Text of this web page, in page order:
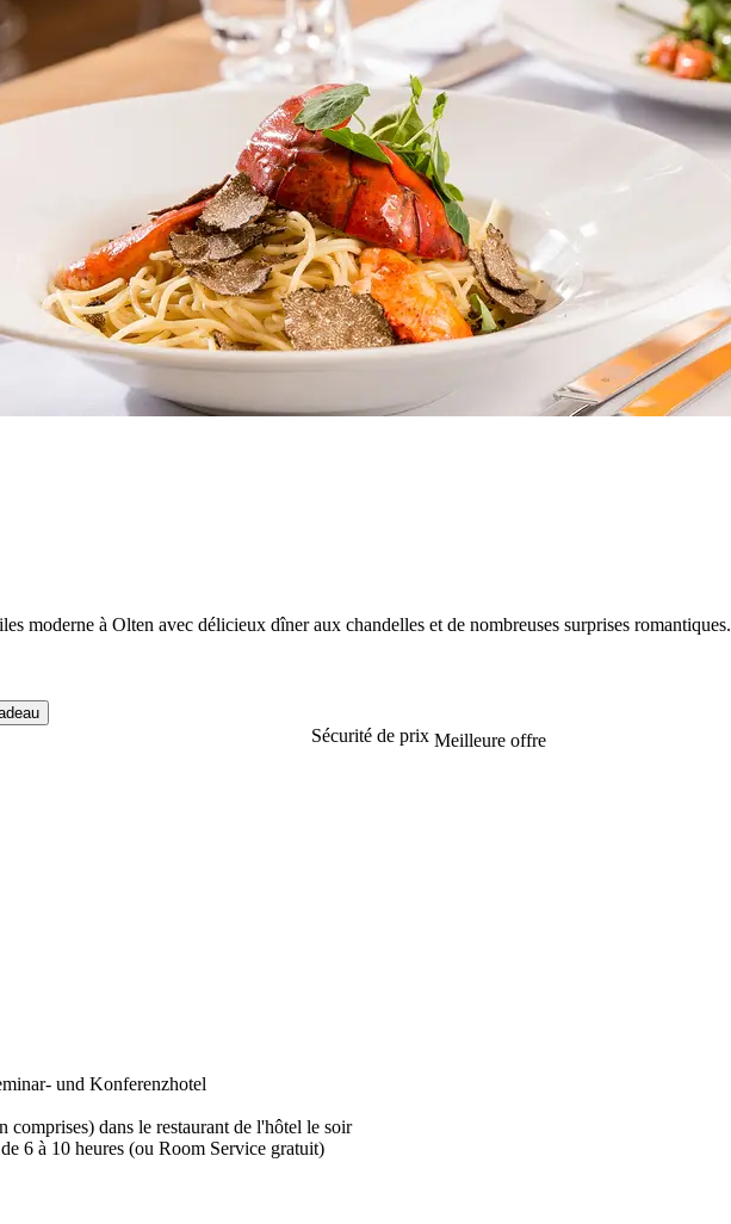
moderne à Olten avec délicieux dîner aux chandelles et de nombreuses surprises romantiques.
Sécurité de prix Meilleure offre
und Konferenzhotel
comprises) dans le restaurant de l'hôtel le soir
6 à 10 heures (ou Room Service gratuit)